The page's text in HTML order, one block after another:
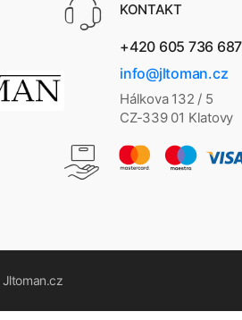
KONTAKT
+420 605 736 687
info@jltoman.cz
Hálkova 132 / 5
CZ-339 01 Klatovy
Jltoman.cz